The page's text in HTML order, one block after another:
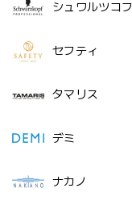
シュワルツコフ
セフティ
タマリス
デミ
ナカノ